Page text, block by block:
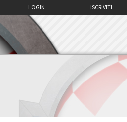
ISCRIVITI
LOGIN